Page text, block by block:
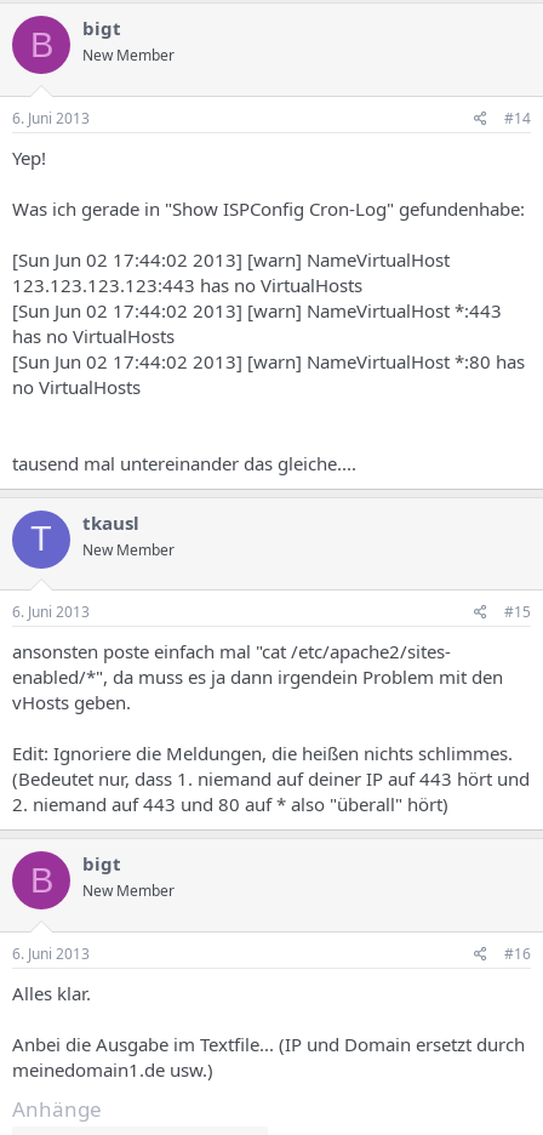
B bigt
New Member
6. Juni 2013 #14
Yep!
Was ich gerade in "Show ISPConfig Cron-Log" gefundenhabe:
[Sun Jun 02 17:44:02 2013] [warn] NameVirtualHost
123.123.123.123:443 has no VirtualHosts
[Sun Jun 02 17:44:02 2013] [warn] NameVirtualHost *:443
has no VirtualHosts
[Sun Jun 02 17:44:02 2013] [warn] NameVirtualHost *:80 has
no VirtualHosts
tausend mal untereinander das gleiche....
T tkausl
New Member
6. Juni 2013 #15
ansonsten poste einfach mal "cat /etc/apache2/sites-
enabled/*", da muss es ja dann irgendein Problem mit den
vHosts geben.
Edit: Ignoriere die Meldungen, die heißen nichts schlimmes.
(Bedeutet nur, dass 1. niemand auf deiner IP auf 443 hört und
2. niemand auf 443 und 80 auf * also "überall" hört)
B bigt
New Member
6. Juni 2013 #16
Alles klar.
Anbei die Ausgabe im Textfile... (IP und Domain ersetzt durch
meinedomain1.de usw.)
Anhänge